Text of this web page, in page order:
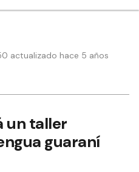
actualizado hace 5 años
un taller
guaraní